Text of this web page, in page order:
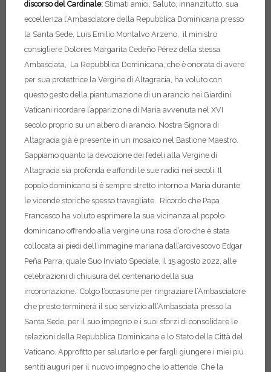
discorso del Cardinale: Stimati amici, Saluto, innanzitutto, sua
eccellenza l’Ambasciatore della Repubblica Dominicana presso
la Santa Sede, Luis Emilio Montalvo Arzeno,
il ministro
consigliere Dolores Margarita Cedeño Pérez della stessa
Ambasciata,
La Repubblica Dominicana, che è onorata di avere
per sua protettrice la Vergine di Altagracia, ha voluto con
questo gesto della piantumazione di un arancio nei Giardini
Vaticani ricordare l’apparizione di Maria avvenuta nel XVI
secolo proprio su un albero di arancio. Nostra Signora di
Altagracia già è presente in un mosaico nel Bastione Maestro.
Sappiamo quanto la devozione dei fedeli alla Vergine di
Altagracia sia profonda e affondi le sue radici nei secoli. Il
popolo dominicano si è sempre stretto intorno a Maria durante
le vicende storiche spesso travagliate.
Ricordo che Papa
Francesco ha voluto esprimere la sua vicinanza al popolo
dominicano offrendo alla vergine una rosa d’oro che è stata
collocata ai piedi dell’immagine mariana dall’arcivescovo Edgar
Peña Parra, quale Suo Inviato Speciale, il 15 agosto 2022, alle
celebrazioni di chiusura del centenario della sua
incoronazione. Colgo l’occasione per ringraziare l’Ambasciatore
che presto terminerà il suo servizio all’Ambasciata presso la
Santa Sede, per il suo impegno e i suoi sforzi di consolidare le
relazioni della Repubblica Dominicana e lo Stato della Città del
Vaticano. Approfitto per salutarlo e per fargli giungere i miei più
sentiti auguri per il nuovo impegno che lo attende. Che la